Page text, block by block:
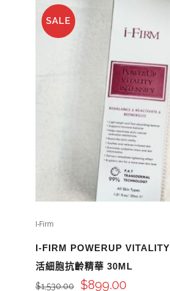
SALE
I-Firm
I-FIRM POWERUP
活細胞抗齡精華 30ML
$1,530.00 $899.00